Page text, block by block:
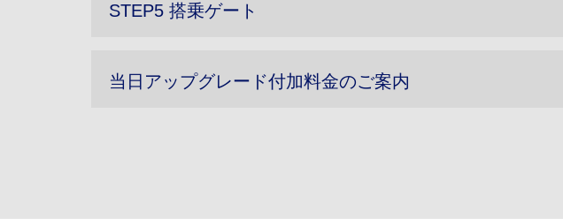
STEP5 搭乗ゲート
当日アップグレード付加料金のご案内